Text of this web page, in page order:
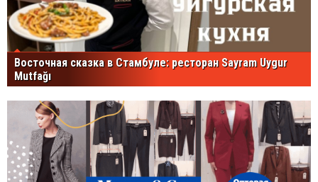
Восточная сказка в Стамбуле: ресторан Sayram Uygur
Mutfağı